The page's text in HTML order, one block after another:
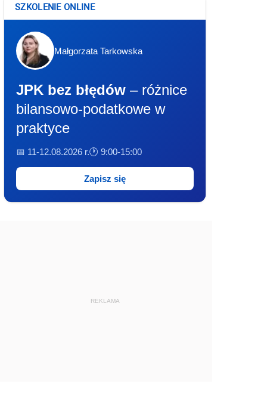
SZKOLENIE ONLINE
Małgorzata Tarkowska
JPK bez błędów – różnice
bilansowo-podatkowe w
praktyce
📅 11-12.08.2026 r.🕐 9:00-15:00
Zapisz się
REKLAMA